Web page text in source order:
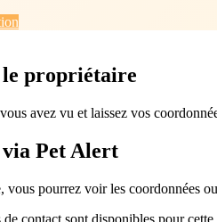
propriétaire
avez vu et laissez vos
Pet Alert
vous pourrez voir les coordonnées